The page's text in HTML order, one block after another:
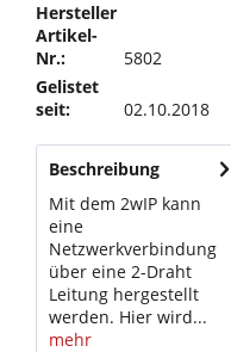
Hersteller
Artikel-
Nr.:
5802
Gelistet
seit:
02.10.2018
Beschreibung
Mit dem 2wIP kann
eine
Netzwerkverbindung
über eine 2-Draht
Leitung hergestellt
werden. Hier wird...
mehr